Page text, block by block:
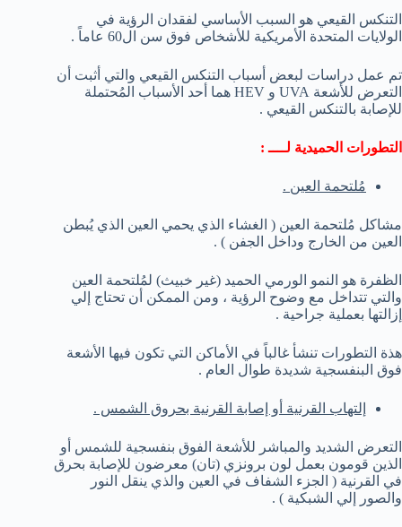
التنكس القيعي هو السبب الأساسي لفقدان الرؤية في
الولايات المتحدة الأمريكية للأشخاص فوق سن ال60 عاماً .
تم عمل دراسات لبعض أسباب التنكس القيعي والتي أثبت أن
التعرض للأشعة UVA و HEV هما أحد الأسباب المُحتملة
للإصابة بالتنكس القيعي .
التطورات الحميدية لــــ :
مُلتحمة العين .
مشاكل مُلتحمة العين ( الغشاء الذي يحمي العين الذي يُبطن
العين من الخارج وداخل الجفن ) .
الظفرة هو النمو الورمي الحميد (غير خبيث) لمُلتحمة العين
والتي تتداخل مع وضوح الرؤية ، ومن الممكن أن تحتاج إلي
إزالتها بعملية جراحية .
هذة التطورات تنشأ غالباً في الأماكن التي تكون فيها الأشعة
فوق البنفسجية شديدة طوال العام .
إلتهاب القرنية أو إصابة القرنية بحروق الشمس .
التعرض الشديد والمباشر للأشعة الفوق بنفسجية للشمس أو
الذين قومون بعمل لون برونزي (تان) معرضون للإصابة بحرق
في القرنية ( الجزء الشفاف في العين والذي ينقل النور
والصور إلي الشبكية ) .